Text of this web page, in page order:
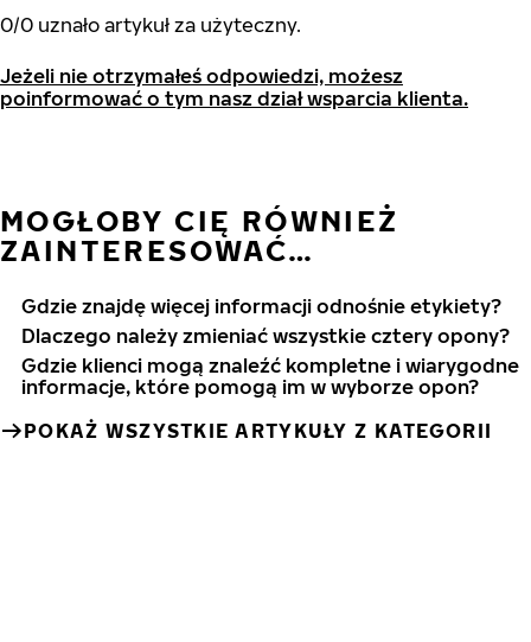
0/0 uznało artykuł za użyteczny.
Jeżeli nie otrzymałeś odpowiedzi, możesz
poinformować o tym nasz dział wsparcia klienta.
MOGŁOBY CIĘ RÓWNIEŻ
ZAINTERESOWAĆ…
Gdzie znajdę więcej informacji odnośnie etykiety?
Dlaczego należy zmieniać wszystkie cztery opony?
Gdzie klienci mogą znaleźć kompletne i wiarygodne
informacje, które pomogą im w wyborze opon?
POKAŻ WSZYSTKIE ARTYKUŁY Z KATEGORII